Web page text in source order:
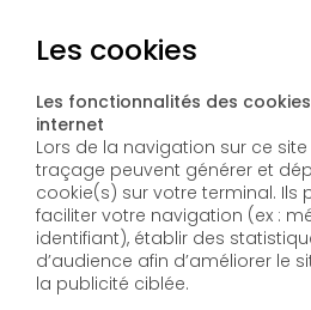
Les cookies
Les fonctionnalités des
internet
Lors de la navigation sur ce
traçage peuvent générer et
cookie(s) sur votre terminal. Ils
faciliter votre navigation (ex :
identifiant), établir des statistiques et des mesures
d’audience afin d’améliorer le
la publicité ciblée.